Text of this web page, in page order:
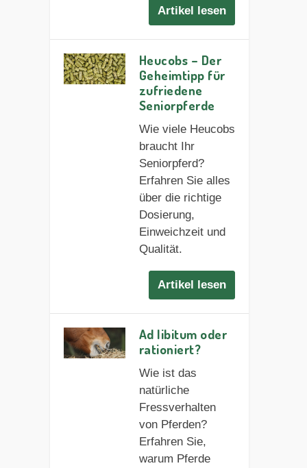
Artikel lesen
Heucobs – Der
Geheimtipp für
zufriedene
Seniorpferde
Wie viele Heucobs
braucht Ihr
Seniorpferd?
Erfahren Sie alles
über die richtige
Dosierung,
Einweichzeit und
Qualität.
Artikel lesen
Ad libitum oder
rationiert?
Wie ist das
natürliche
Fressverhalten
von Pferden?
Erfahren Sie,
warum Pferde